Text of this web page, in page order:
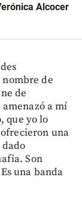
Alcocer
nombre de
de
a mí
que yo lo
una
Son
una banda